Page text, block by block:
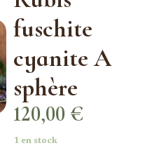
fuschite
cyanite A
sphère
120,00 €
1 en stock